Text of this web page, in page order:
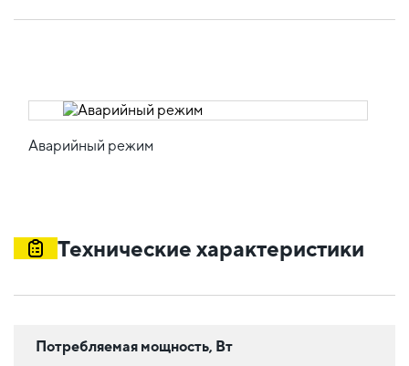
Аварийный режим
Технические характеристики
Потребляемая мощность, Вт